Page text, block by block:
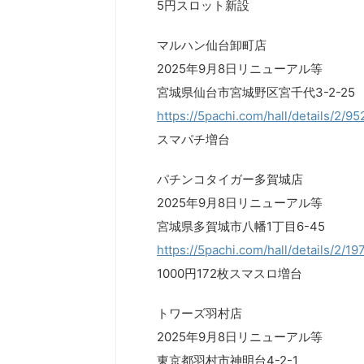
5円スロット新設
マルハン仙台卸町店
2025年9月8日リニューアル等
宮城県仙台市宮城野区宮千代3-2-25
https://5pachi.com/hall/details/2/
スマパチ増台
パチンコタイガー多賀城店
2025年9月8日リニューアル等
宮城県多賀城市八幡1丁目6-45
https://5pachi.com/hall/details/2/
1000円172枚スマスロ増台
トワーズ羽村店
2025年9月8日リニューアル等
東京都羽村市神明台4-2-1